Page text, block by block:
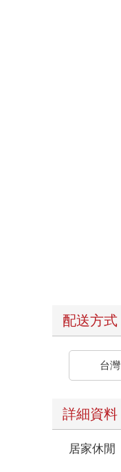
配送方式
台灣
詳細資料
居家休閒